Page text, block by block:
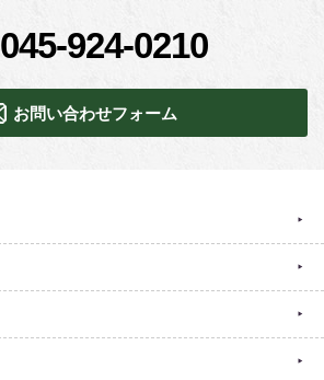
045-924-0210
お問い合わせフォーム